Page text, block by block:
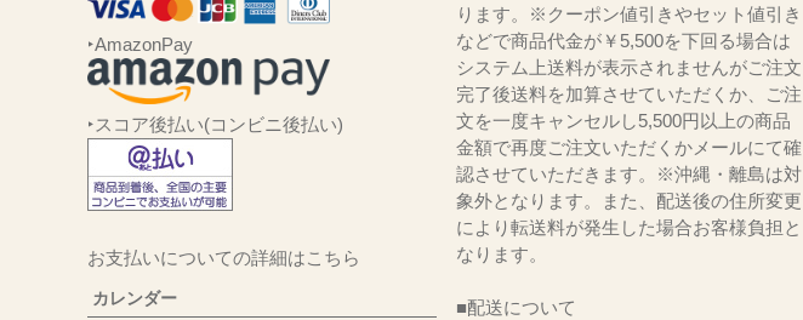
‣AmazonPay
‣スコア後払い(コンビニ後払い)
お支払いについての詳細はこちら
カレンダー
ります。※クーポン値引きやセット値引き
などで商品代金が￥5,500を下回る場合は
システム上送料が表示されませんがご注文
完了後送料を加算させていただくか、ご注
文を一度キャンセルし5,500円以上の商品
金額で再度ご注文いただくかメールにて確
認させていただきます。※沖縄・離島は対
象外となります。また、配送後の住所変更
により転送料が発生した場合お客様負担と
なります。
■配送について